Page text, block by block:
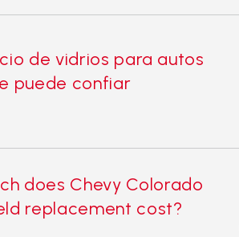
de vidrios para autos
puede confiar
does Chevy Colorado
replacement cost?